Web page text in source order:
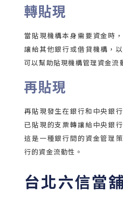
轉貼現
當貼現機構本身需要資金時
讓給其他銀行或借貸機構，
可以幫助貼現機構管理資金流
再貼現
再貼現發生在銀行和中央銀
已貼現的支票轉讓給中央銀
這是一種銀行間的資金管理
行的資金流動性。
台北六信當